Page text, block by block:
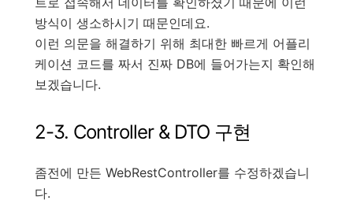
방식이 생소하시기 때문인데요.
이런 의문을 해결하기 위해 최대한 빠르게 어플리
케이션 코드를 짜서 진짜 DB에 들어가는지 확인해
보겠습니다.
2-3. Controller & DTO 구현
좀전에 만든 WebRestController를 수정하겠습니
다.